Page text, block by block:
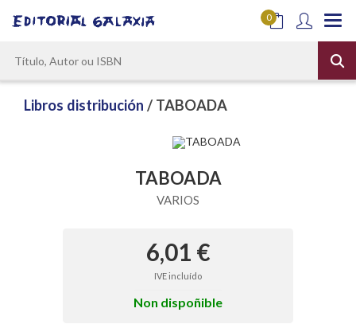
0
Libros distribución / TABOADA
TABOADA
VARIOS
6,01 €
IVE incluído
Non dispoñible